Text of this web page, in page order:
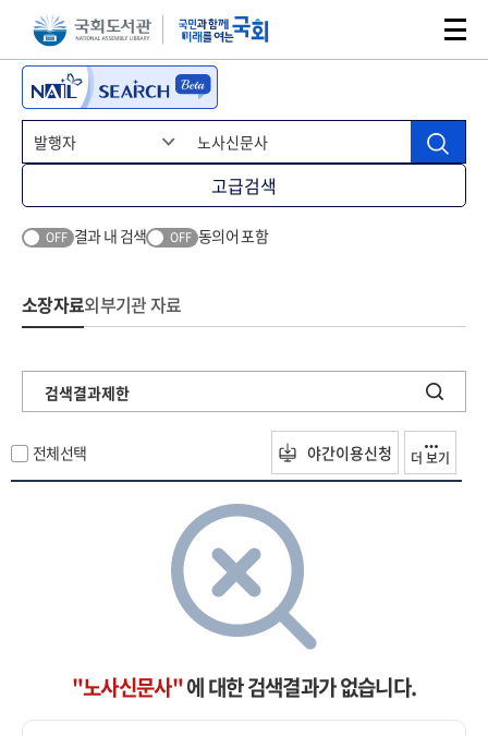
본문 바로가기주메뉴 바로가기
고급검색
OFF 결과 내 검색 OFF 동의어 포함
소장자료외부기관 자료
검색결과제한
전체선택 야간이용신청 더 보기
"노사신문사"에 대한 검색결과가 없습니다.